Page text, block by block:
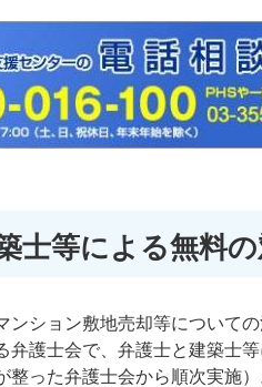
士等による無料
ンション敷地売却等について
弁護士会で、弁護士と建築士
整った弁護士会から順次実施）